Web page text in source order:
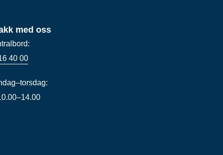
med oss
40 00